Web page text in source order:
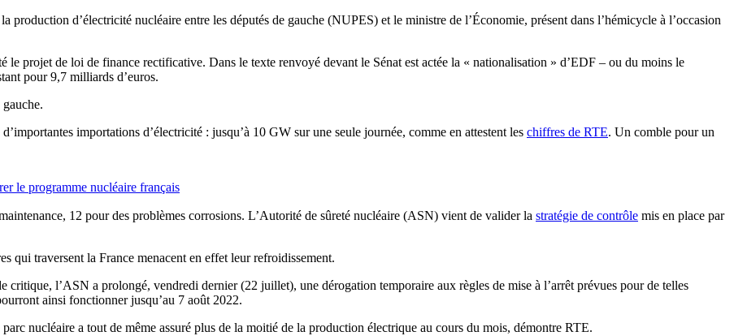
production d’électricité nucléaire entre les députés de gauche (NUPES) et le ministre de l’Économie, présent dans l’hémicycle à l’occasion
projet de loi de finance rectificative. Dans le texte renvoyé devant le Sénat est actée la « nationalisation » d’EDF – ou du moins le
pour 9,7 milliards d’euros.
importations d’électricité : jusqu’à 10 GW sur une seule journée, comme en attestent les chiffres de RTE. Un comble pour un
le programme nucléaire français
12 pour des problèmes corrosions. L’Autorité de sûreté nucléaire (ASN) vient de valider la stratégie de contrôle mis en place par
qui traversent la France menacent en effet leur refroidissement.
critique, l’ASN a prolongé, vendredi dernier (22 juillet), une dérogation temporaire aux règles de mise à l’arrêt prévues pour de telles
ainsi fonctionner jusqu’au 7 août 2022.
nucléaire a tout de même assuré plus de la moitié de la production électrique au cours du mois, démontre RTE.